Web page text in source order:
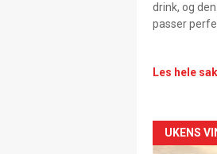
drink, og
passer
Les hele
UKENS